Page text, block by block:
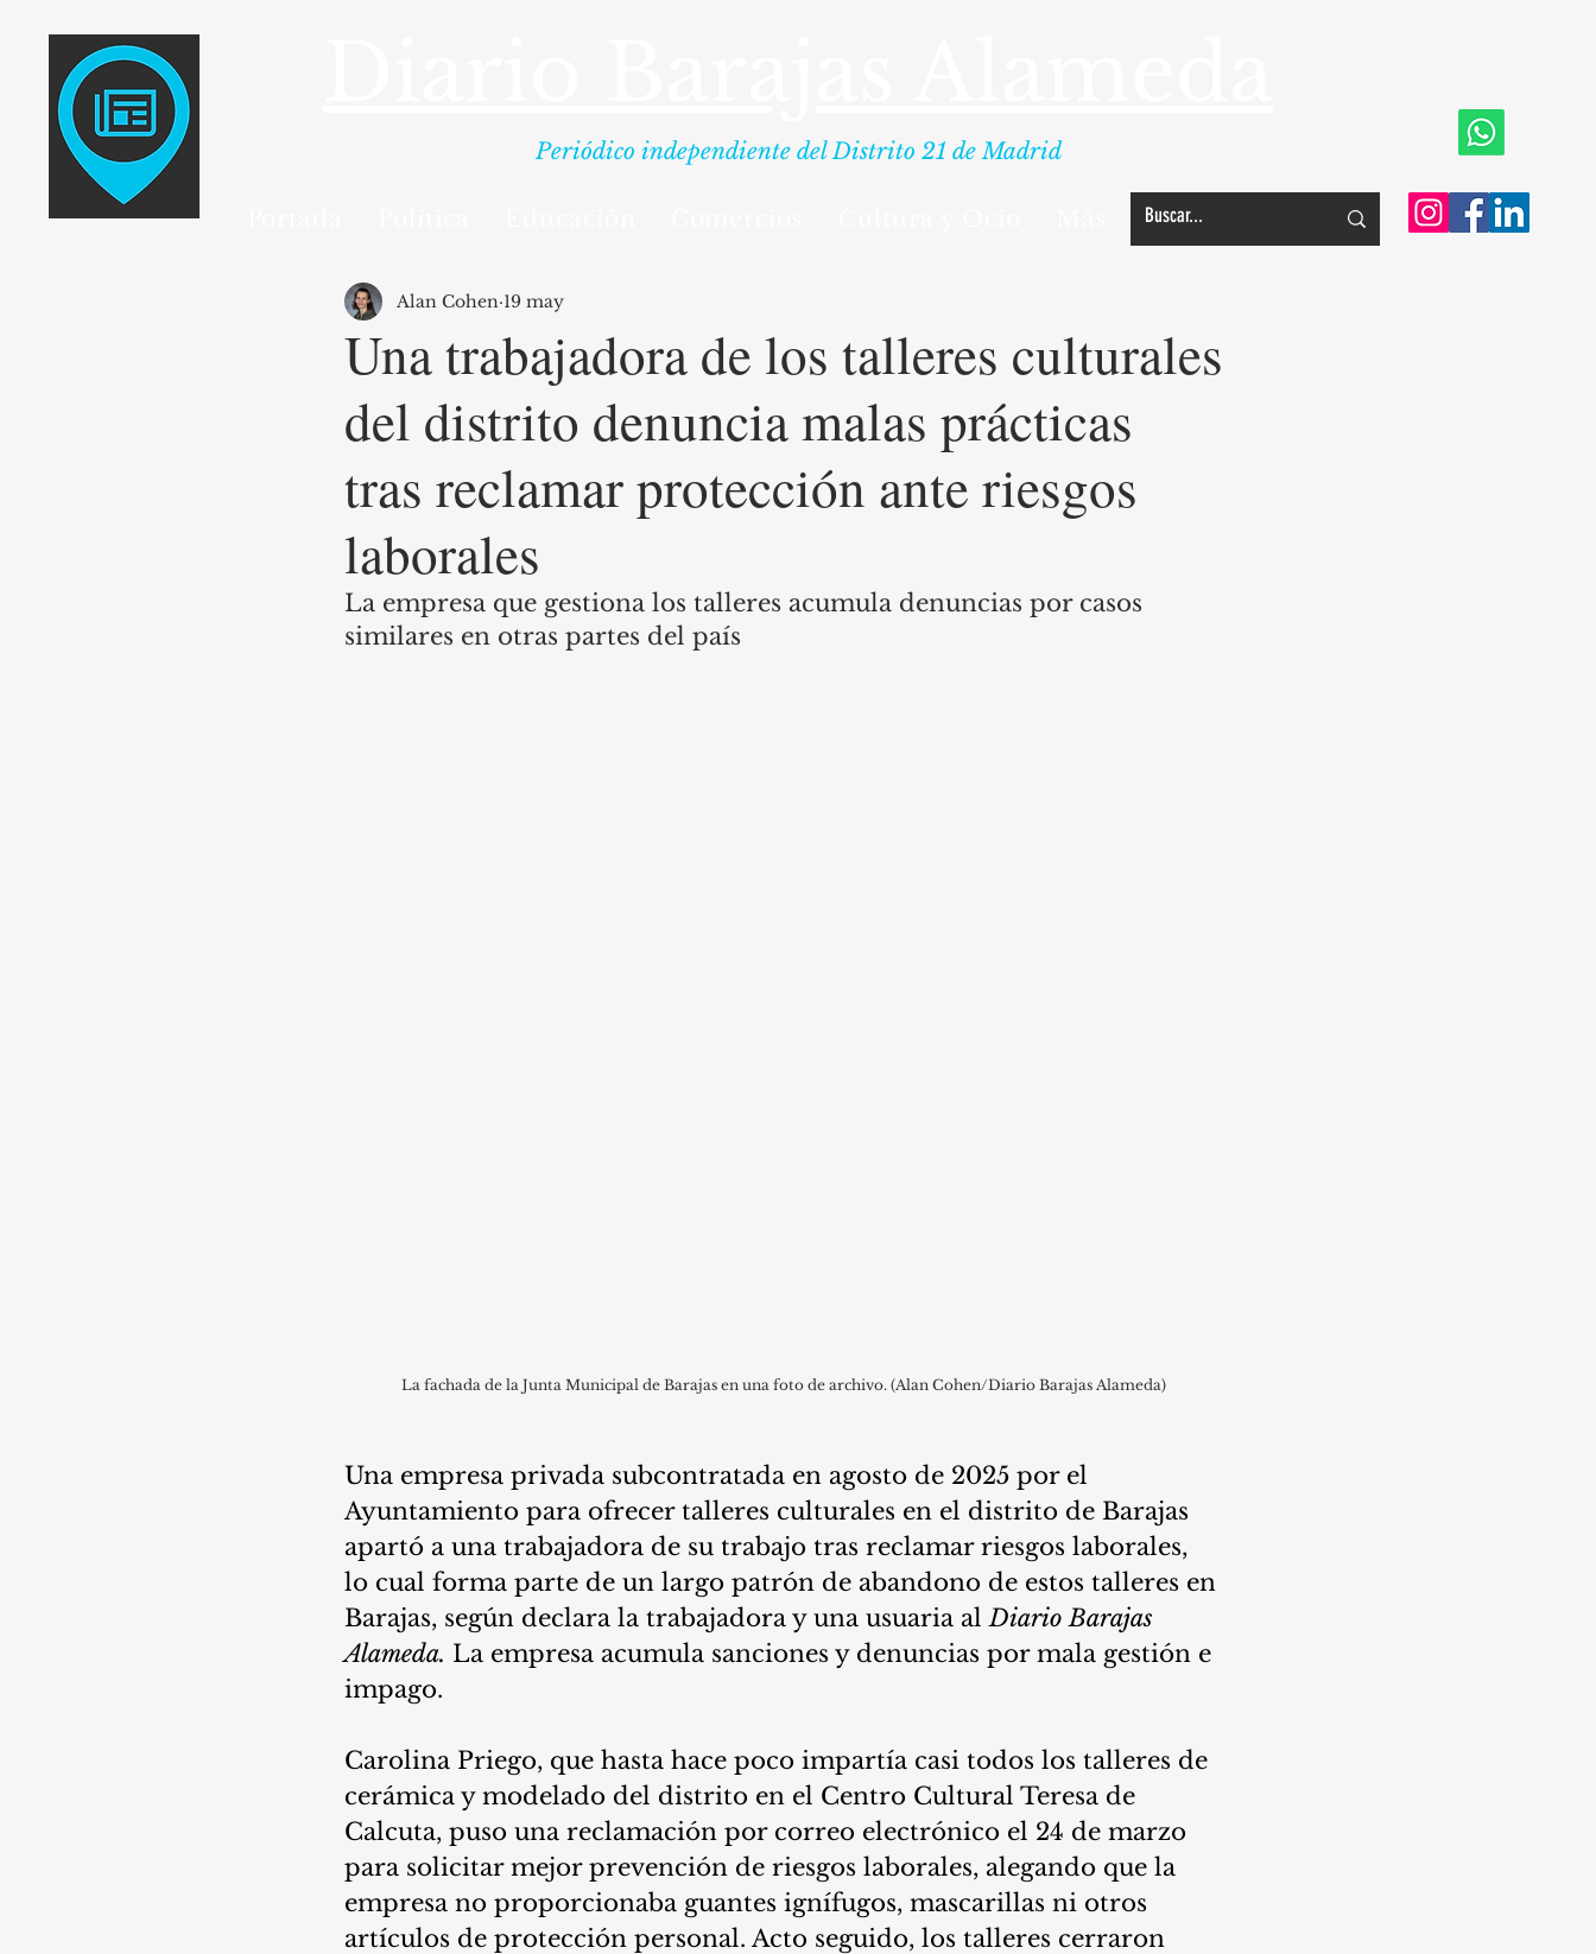
Periódico independiente del Distrito 21 de Madrid
Una trabajadora de los talleres culturales
del distrito denuncia malas prácticas
tras reclamar protección ante riesgos
laborales
Alan Cohen 19 may
La empresa que gestiona los talleres acumula denuncias por casos
similares en otras partes del país
La fachada de la Junta Municipal de Barajas en una foto de archivo. (Alan Cohen/Diario Barajas Alameda)
Una empresa privada subcontratada en agosto de 2025 por el
Ayuntamiento para ofrecer talleres culturales en el distrito de Barajas
apartó a una trabajadora de su trabajo tras reclamar riesgos laborales,
lo cual forma parte de un largo patrón de abandono de estos talleres en
Barajas, según declara la trabajadora y una usuaria al Diario Barajas
Alameda. La empresa acumula sanciones y denuncias por mala gestión e
impago.
Carolina Priego, que hasta hace poco impartía casi todos los talleres de
cerámica y modelado del distrito en el Centro Cultural Teresa de
Calcuta, puso una reclamación por correo electrónico el 24 de marzo
para solicitar mejor prevención de riesgos laborales, alegando que la
empresa no proporcionaba guantes ignífugos, mascarillas ni otros
artículos de protección personal. Acto seguido, los talleres cerraron